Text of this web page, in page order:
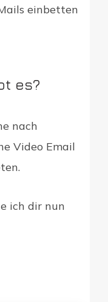
einbetten
es?
nach
Video Email
ich dir nun